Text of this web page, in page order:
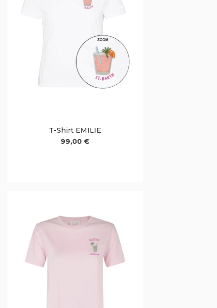
T-Shirt EMILIE
99,00 €